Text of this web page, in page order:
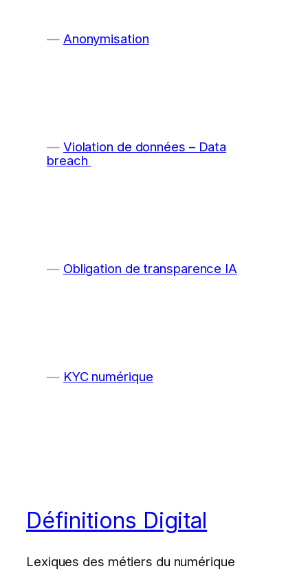
Anonymisation
Violation de données – Data
breach
Obligation de transparence IA
KYC numérique
Définitions Digital
Lexiques des métiers du numérique